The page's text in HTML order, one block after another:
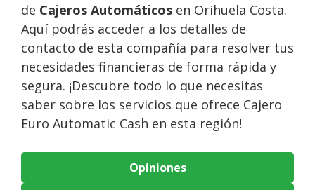
de Cajeros Automáticos en Orihuela Costa.
Aquí podrás acceder a los detalles de
contacto de esta compañía para resolver tus
necesidades financieras de forma rápida y
segura. ¡Descubre todo lo que necesitas
saber sobre los servicios que ofrece Cajero
Euro Automatic Cash en esta región!
Opiniones